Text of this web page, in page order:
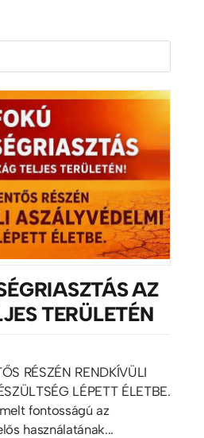
AZ
TERÜLETÉN
RÉSZÉN RENDKÍVÜLI
LÉPETT ÉLETBE.
fontosságú az
használatának...